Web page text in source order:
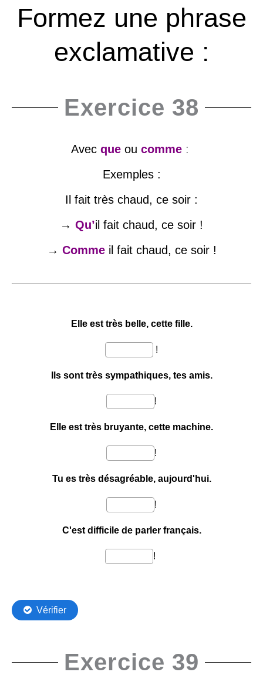
Formez une phrase
exclamative :
Exercice 38
Avec que ou comme:
Exemples :
Il fait très chaud, ce soir :
→ Qu’il fait chaud, ce soir !
→ Comme il fait chaud, ce soir !
Exercice 39